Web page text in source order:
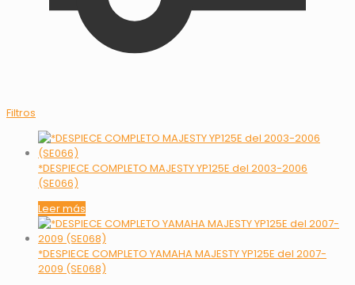
Filtros
*DESPIECE COMPLETO MAJESTY YP125E del 2003-2006
(SE066)
Leer más
*DESPIECE COMPLETO YAMAHA MAJESTY YP125E del 2007-
2009 (SE068)